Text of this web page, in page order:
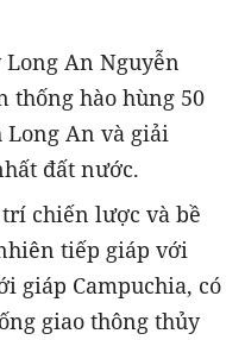
An Nguyễn
thống hào hùng 50
An và giải
đất nước.
chiến lược và bề
tiếp giáp với
giáp Campuchia, có
giao thông thủy